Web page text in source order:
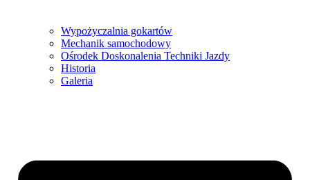
Wypożyczalnia gokartów
Mechanik samochodowy
Ośrodek Doskonalenia Techniki Jazdy
Historia
Galeria